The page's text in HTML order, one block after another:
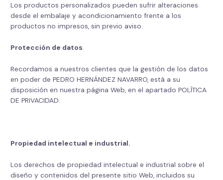
Los productos personalizados pueden sufrir alteraciones
desde el embalaje y acondicionamiento frente a los
productos no impresos, sin previo aviso.
Protección de datos.
Recordamos a nuestros clientes que la gestión de los datos
en poder de PEDRO HERNÁNDEZ NAVARRO, está a su
disposición en nuestra página Web, en el apartado POLÍTICA
DE PRIVACIDAD.
Propiedad intelectual e industrial.
Los derechos de propiedad intelectual e industrial sobre el
diseño y contenidos del presente sitio Web, incluidos su